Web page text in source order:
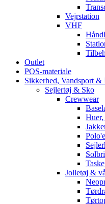
Vejrstation
VHF
Outlet
POS-materiale
Sikkerhed, Vandsport &
Sejlertøj & Sko
Crewwear
Jolletøj &